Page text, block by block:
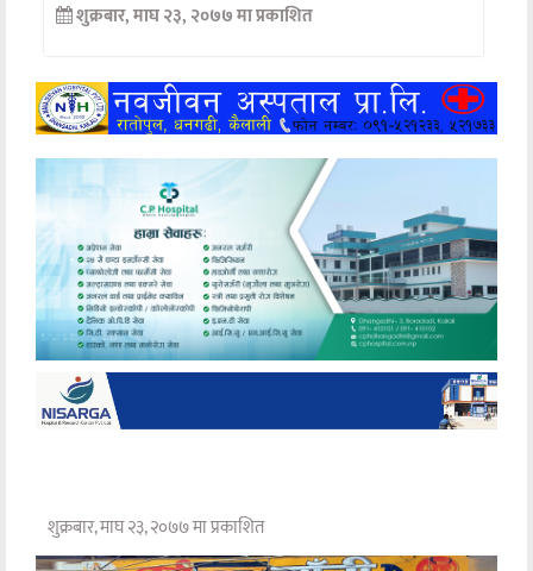
खेलकुद
अन्य
शुक्रबार, माघ २३, २०७७ मा प्रकाशित
शुक्रबार, माघ २३, २०७७ मा प्रकाशित